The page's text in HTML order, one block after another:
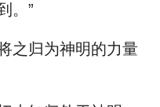
。”
之归为神明的力量